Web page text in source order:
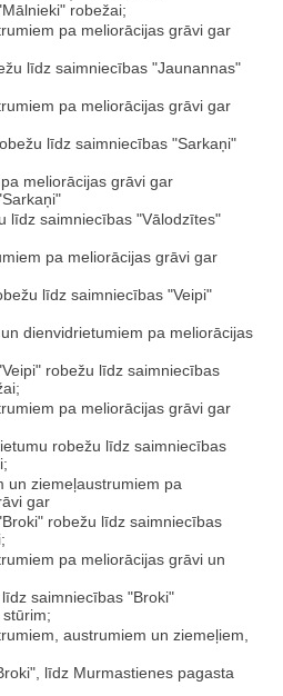
robežai;
pa meliorācijas grāvi gar
līdz saimniecības "Jaunannas"
pa meliorācijas grāvi gar
līdz saimniecības "Sarkaņi"
meliorācijas grāvi gar
līdz saimniecības "Vālodzītes"
pa meliorācijas grāvi gar
līdz saimniecības "Veipi"
dienvidrietumiem pa meliorācijas
robežu līdz saimniecības
pa meliorācijas grāvi gar
robežu līdz saimniecības
un ziemeļaustrumiem pa
gar
robežu līdz saimniecības
pa meliorācijas grāvi un
saimniecības "Broki"
austrumiem un ziemeļiem,
līdz Murmastienes pagasta